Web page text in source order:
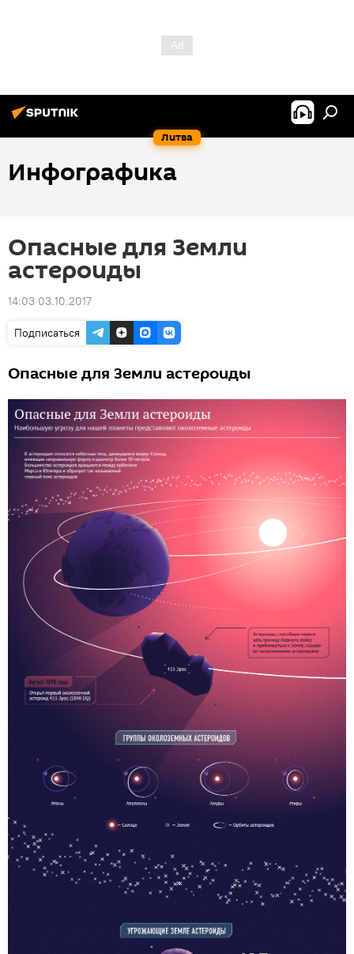
Литва
Инфографика
Опасные для Земли
астероиды
14:03 03.10.2017
Подписаться
Опасные для Земли астероиды